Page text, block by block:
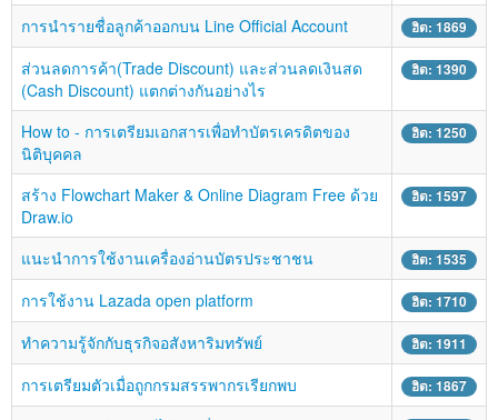
ช่วยเหลือ
ติดต่อเรา
การนำรายชื่อลูกค้าออกบน Line Official Account ฮิต: 1869
ส่วนลดการค้า(Trade Discount) และส่วนลดเงินสด
(Cash Discount) แตกต่างกันอย่างไร
ฮิต: 1390
How to - การเตรียมเอกสารเพื่อทำบัตรเครดิตของ
นิติบุคคล
ฮิต: 1250
สร้าง Flowchart Maker & Online Diagram Free ด้วย
Draw.io
ฮิต: 1597
แนะนำการใช้งานเครื่องอ่านบัตรประชาชน ฮิต: 1535
การใช้งาน Lazada open platform ฮิต: 1710
ทำความรู้จักกับธุรกิจอสังหาริมทรัพย์ ฮิต: 1911
การเตรียมตัวเมื่อถูกกรมสรรพากรเรียกพบ ฮิต: 1867